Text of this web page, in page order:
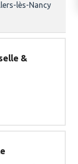
lès-Nancy
&